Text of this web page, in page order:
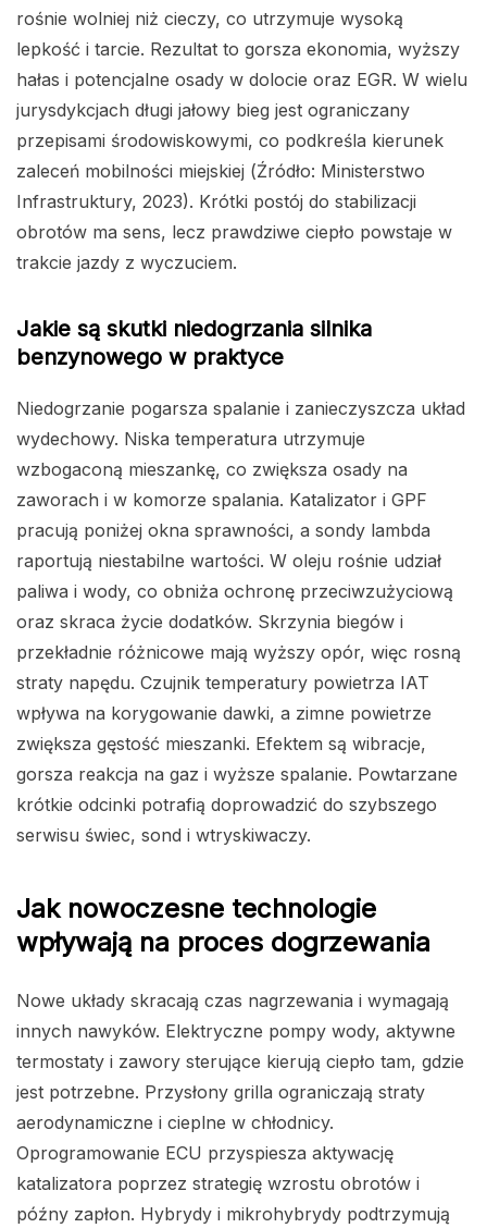
rośnie wolniej niż cieczy, co utrzymuje wysoką
lepkość i tarcie. Rezultat to gorsza ekonomia, wyższy
hałas i potencjalne osady w dolocie oraz EGR. W wielu
jurysdykcjach długi jałowy bieg jest ograniczany
przepisami środowiskowymi, co podkreśla kierunek
zaleceń mobilności miejskiej (Źródło: Ministerstwo
Infrastruktury, 2023). Krótki postój do stabilizacji
obrotów ma sens, lecz prawdziwe ciepło powstaje w
trakcie jazdy z wyczuciem.
Jakie są skutki niedogrzania silnika
benzynowego w praktyce
Niedogrzanie pogarsza spalanie i zanieczyszcza układ
wydechowy. Niska temperatura utrzymuje
wzbogaconą mieszankę, co zwiększa osady na
zaworach i w komorze spalania. Katalizator i GPF
pracują poniżej okna sprawności, a sondy lambda
raportują niestabilne wartości. W oleju rośnie udział
paliwa i wody, co obniża ochronę przeciwzużyciową
oraz skraca życie dodatków. Skrzynia biegów i
przekładnie różnicowe mają wyższy opór, więc rosną
straty napędu. Czujnik temperatury powietrza IAT
wpływa na korygowanie dawki, a zimne powietrze
zwiększa gęstość mieszanki. Efektem są wibracje,
gorsza reakcja na gaz i wyższe spalanie. Powtarzane
krótkie odcinki potrafią doprowadzić do szybszego
serwisu świec, sond i wtryskiwaczy.
Jak nowoczesne technologie
wpływają na proces dogrzewania
Nowe układy skracają czas nagrzewania i wymagają
innych nawyków. Elektryczne pompy wody, aktywne
termostaty i zawory sterujące kierują ciepło tam, gdzie
jest potrzebne. Przysłony grilla ograniczają straty
aerodynamiczne i cieplne w chłodnicy.
Oprogramowanie ECU przyspiesza aktywację
katalizatora poprzez strategię wzrostu obrotów i
późny zapłon. Hybrydy i mikrohybrydy podtrzymują